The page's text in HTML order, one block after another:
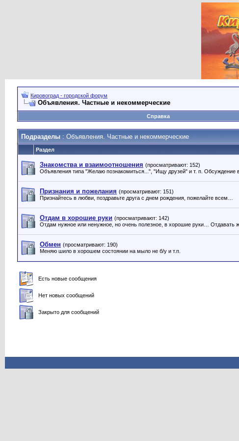
Кировоград - городской форум
Объявления. Частные и некоммерческие
Справка
Подразделы : Объявления. Частные и некоммерческие
Раздел
Знакомства и взаимоотношения (просматривают: 152)
Объявления типа "Желаю познакомиться...", "Ищу друзей" и т. п. Обсуждение
Признания и пожелания (просматривают: 151)
Признайтесь в любви, поздравьте друга с днем рождения, пожелайте всем…
Отдам в хорошие руки (просматривают: 142)
Отдам нужное или ненужное, но очень полезное, в хорошие руки… Отдавать
Обмен (просматривают: 190)
Меняю шило в хорошем состоянии на мыло не б/у и т.п.
Есть новые сообщения
Нет новых сообщений
Закрыто для сообщений